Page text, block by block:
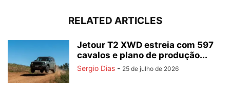
RELATED ARTICLES
Jetour T2 XWD estreia com 597
cavalos e plano de produção...
Sergio Dias - 25 de julho de 2026